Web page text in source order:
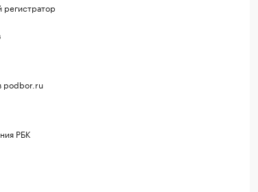
регистратор
podbor.ru
РБК